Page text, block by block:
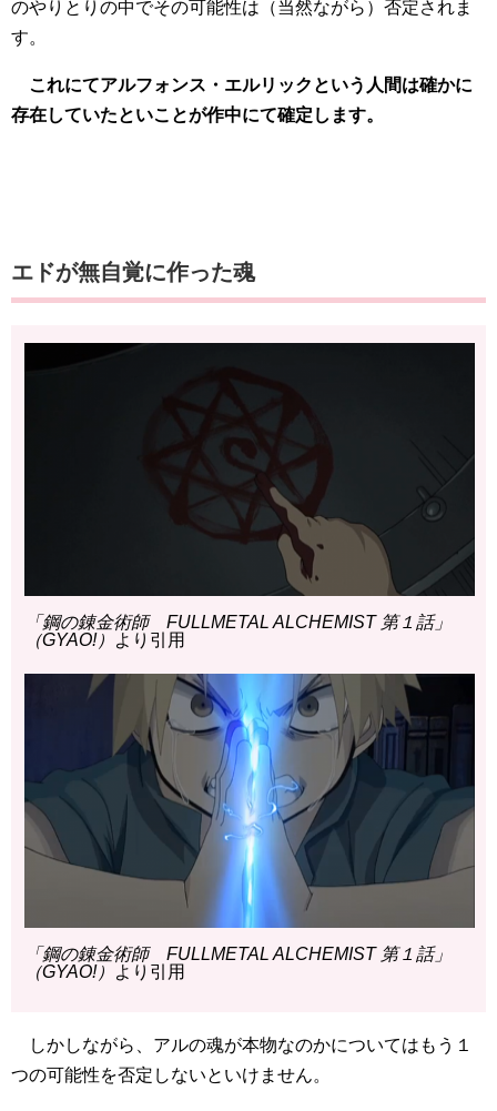
のやりとりの中でその可能性は（当然ながら）否定されま
す。
これにてアルフォンス・エルリックという人間は確かに
存在していたといことが作中にて確定します。
エドが無自覚に作った魂
「鋼の錬金術師 FULLMETAL ALCHEMIST 第１話」
（GYAO!）
より引用
「鋼の錬金術師 FULLMETAL ALCHEMIST 第１話」
（GYAO!）
より引用
しかしながら、アルの魂が本物なのかについてはもう１
つの可能性を否定しないといけません。